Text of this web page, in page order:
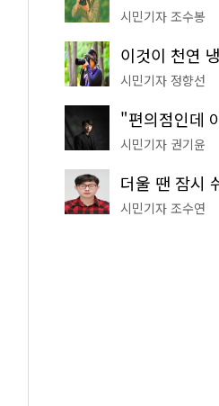
시민기자 조수봉
시민기자 정향선
시민기자 권기윤
시민기자 조수연